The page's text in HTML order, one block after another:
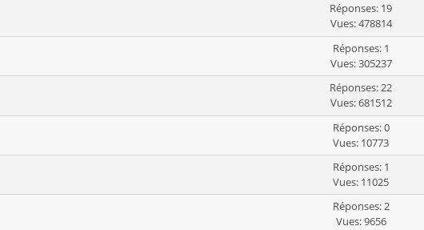
Réponses: 19
Vues: 478814
Réponses: 1
Vues: 305237
Réponses: 22
Vues: 681512
Réponses: 0
Vues: 10773
Réponses: 1
Vues: 11025
Réponses: 2
Vues: 9656